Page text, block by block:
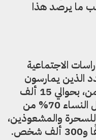
ما يرصد هذا
الاجتماعية
الذين يمارسون
أنشطة االشعوذة والسحر في اليمن، بحوالي 15 ألف
شخص. وبحسب الدراسة، تشكل النساء 70% من
والمشعوذين،